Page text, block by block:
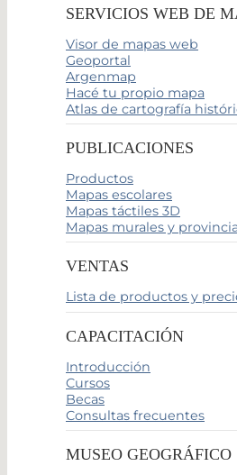
SERVICIOS WEB DE
Visor de mapas web
Geoportal
Argenmap
Hacé tu propio mapa
Atlas de cartografía
PUBLICACIONES
Productos
Mapas escolares
Mapas táctiles 3D
Mapas murales y
VENTAS
Lista de productos y
CAPACITACIÓN
Introducción
Cursos
Becas
Consultas frecuentes
MUSEO GEOGRÁFICO